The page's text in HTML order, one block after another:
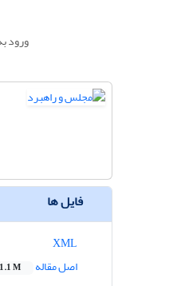
ورود
فایل ها
اصل مقاله
1.1 M